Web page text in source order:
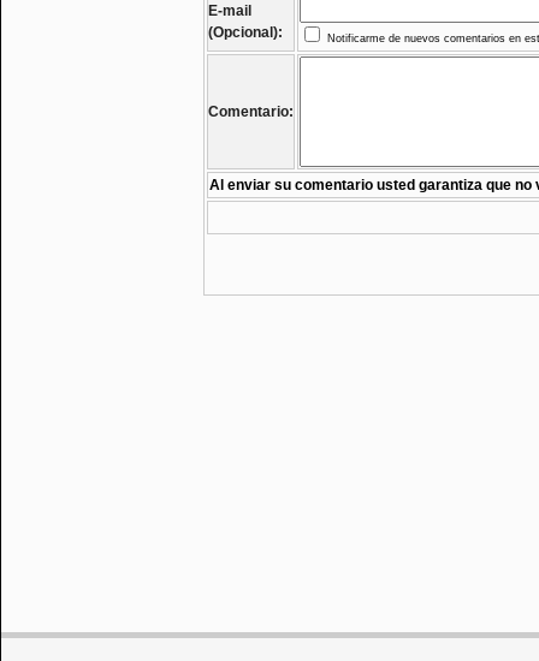
E-mail
(Opcional):
Notificarme de nuevos comentarios en
Comentario:
Al enviar su comentario usted garantiza que no